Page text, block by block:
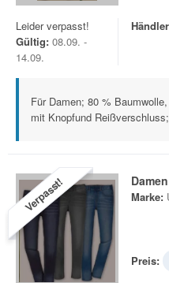
Leider verpasst!
Gültig: 08.09. -
14.09.
Für Damen; 80 %
mit Knopfund
Verpasst! Marke:
Preis: